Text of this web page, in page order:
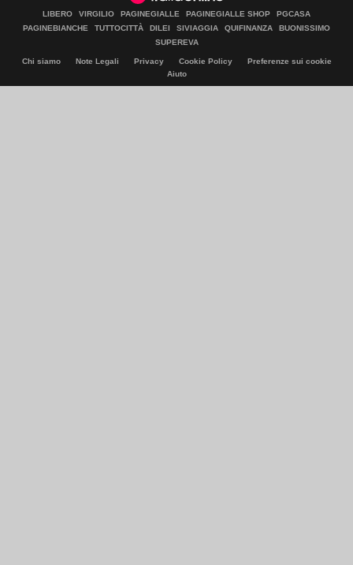
LIBERO VIRGILIO PAGINEGIALLE PAGINEGIALLE SHOP
PGCASA
PAGINEBIANCHE
TUTTOCITTÀ DILEI SIVIAGGIA QUIFINANZA
BUONISSIMO
SUPEREVA
Chi siamo Note Legali Privacy Cookie Policy
Preferenze sui cookie
Aiuto